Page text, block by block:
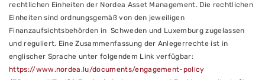
rechtlichen Einheiten der Nordea Asset Management. Die rechtlichen
Einheiten sind ordnungsgemäß von den jeweiligen
Finanzaufsichtsbehörden in Schweden und Luxemburg zugelassen
und reguliert. Eine Zusammenfassung der Anlegerrechte ist in
englischer Sprache unter folgendem Link verfügbar:
https://www.nordea.lu/documents/engagement-policy